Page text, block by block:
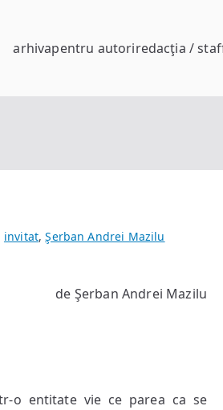
arhivapentru autoriredacţia /
invitat,Şerban Andrei Mazilu
de Şerban Andrei Mazilu
o entitate vie ce parea ca se